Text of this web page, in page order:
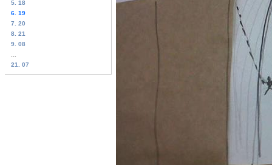
5. 18
6. 19
7. 20
8. 21
9. 08
21. 07